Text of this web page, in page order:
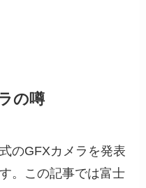
の噂
のGFXカメラを発表
。この記事では富士